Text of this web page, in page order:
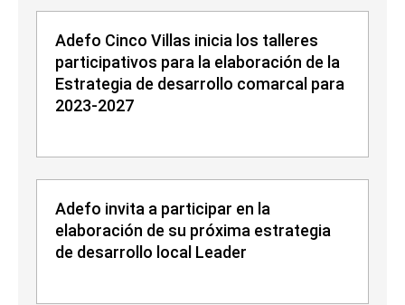
Adefo Cinco Villas inicia los talleres
participativos para la elaboración de la
Estrategia de desarrollo comarcal para
2023-2027
Adefo invita a participar en la
elaboración de su próxima estrategia
de desarrollo local Leader